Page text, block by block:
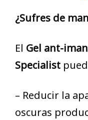
¿Sufres de
El Gel ant-
Specialist
– Reducir la
oscuras